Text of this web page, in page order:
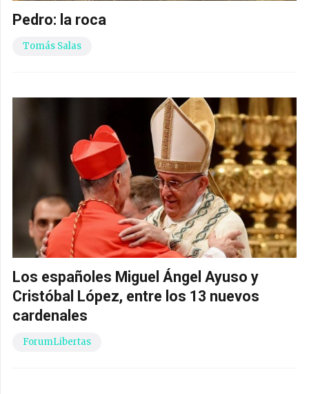
Pedro: la roca
Tomás Salas
Los españoles Miguel Ángel Ayuso y
Cristóbal López, entre los 13 nuevos
cardenales
ForumLibertas